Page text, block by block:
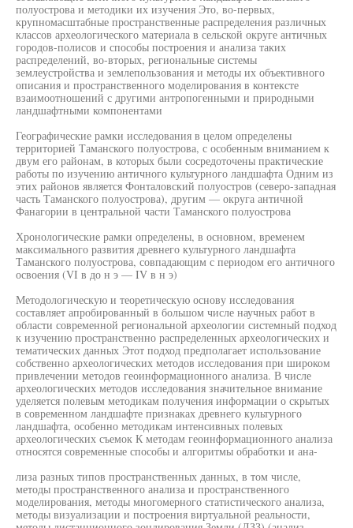
полуострова и методики их изучения Это, во-первых,
крупномасштабные пространственные распределения различных
классов археологического материала в сельской округе античных
городов-полисов и способы построения и анализа таких
распределений, во-вторых, региональные системы
землеустройства и землепользования и методы их объективного
описания и пространственного моделирования в контексте
взаимоотношений с другими антропогенными и природными
ландшафтными компонентами
Географические рамки исследования в целом определены
территорией Таманского полуострова, с особенным вниманием к
двум его районам, в которых были сосредоточены практические
работы по изучению античного культурного ландшафта Одним из
этих районов является Фонталовский полуостров (северо-западная
часть Таманского полуострова), другим — округа античной
Фанагории в центральной части Таманского полуострова
Хронологические рамки определены, в основном, временем
максимального развития древнего культурного ландшафта
Таманского полуострова, совпадающим с периодом его античного
освоения (VI в до н э — IV в н э)
Методологическую и теоретическую основу исследования
составляет апробированный в большом числе научных работ в
области современной региональной археологии системный подход
к изучению пространственно распределенных археологических и
тематических данных Этот подход предполагает использование
собственно археологических методов исследования при широком
привлечении методов геоинформационного анализа. В числе
археологических методов исследования значительное внимание
уделяется полевым методикам получения информации о скрытых
в современном ландшафте признаках древнего культурного
ландшафта, особенно методикам интенсивных полевых
археологических съемок К методам геоинформационного анализа
относятся современные способы и алгоритмы обработки и ана-
лиза разных типов пространственных данных, в том числе,
методы пространственного анализа и пространственного
моделирования, методы многомерного статистического анализа,
методы визуализации и построения виртуальной реальности,